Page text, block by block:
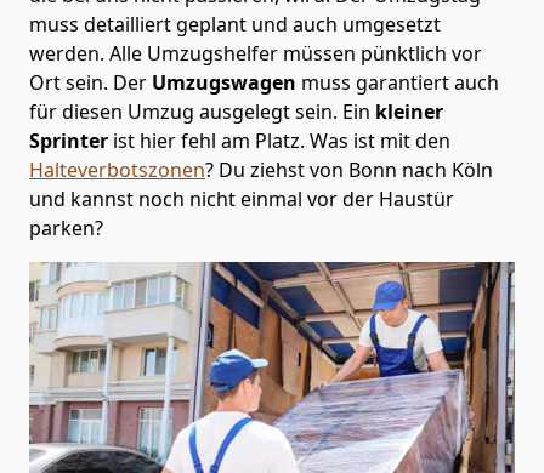
muss detailliert geplant und auch umgesetzt
werden. Alle Umzugshelfer müssen pünktlich vor
Ort sein. Der Umzugswagen muss garantiert auch
für diesen Umzug ausgelegt sein. Ein kleiner
Sprinter ist hier fehl am Platz. Was ist mit den
Halteverbotszonen? Du ziehst von Bonn nach Köln
und kannst noch nicht einmal vor der Haustür
parken?